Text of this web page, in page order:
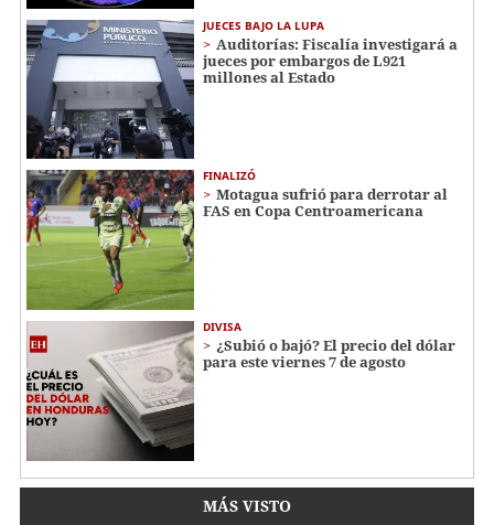
JUECES BAJO LA LUPA
Auditorías: Fiscalía investigará a
jueces por embargos de L921
millones al Estado
FINALIZÓ
Motagua sufrió para derrotar al
FAS en Copa Centroamericana
DIVISA
¿Subió o bajó? El precio del dólar
para este viernes 7 de agosto
MÁS VISTO